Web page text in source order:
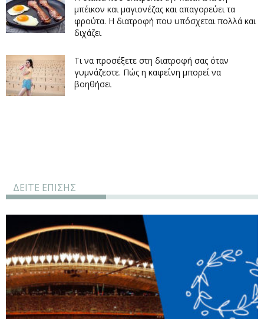
μπέικον και μαγιονέζας και απαγορεύει τα
φρούτα. Η διατροφή που υπόσχεται πολλά και
διχάζει
Τι να προσέξετε στη διατροφή σας όταν
γυμνάζεστε. Πώς η καφεΐνη μπορεί να
βοηθήσει
ΔΕΙΤΕ ΕΠΙΣΗΣ